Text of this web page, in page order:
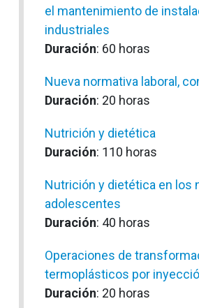
el mantenimiento de
industriales
Duración: 60 horas
Nueva normativa laboral,
Duración: 20 horas
Nutrición y dietética
Duración: 110 horas
Nutrición y dietética en los
adolescentes
Duración: 40 horas
Operaciones de
termoplásticos por
Duración: 20 horas